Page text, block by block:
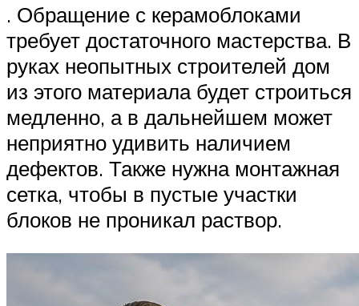
. Обращение с керамоблоками
требует достаточного мастерства. В
руках неопытных строителей дом
из этого материала будет строиться
медленно, а в дальнейшем может
неприятно удивить наличием
дефектов. Также нужна монтажная
сетка, чтобы в пустые участки
блоков не проникал раствор.